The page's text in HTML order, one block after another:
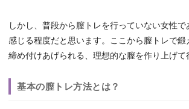
しかし、普段から膣トレを行っていない女性
感じる程度だと思います。ここから膣トレで鍛
締め付けあげられる、理想的な膣を作り上げて
基本の膣トレ方法とは？